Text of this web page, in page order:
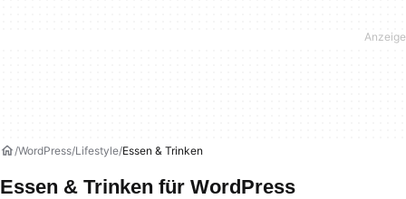
WordPress Lifestyle Essen & Trinken
Essen & Trinken für WordPress